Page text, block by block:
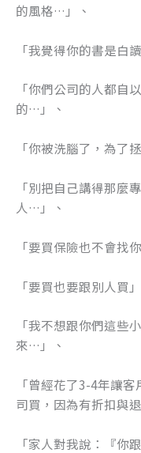
的風格…」、
「我覺得你的書是白
「你們公司的人都自
的…」、
「你被洗腦了，為了
「別把自己講得那
人…」、
「要買保險也不會找
「要買也要跟別人買
「我不想跟你們這些
來…」、
「曾經花了3-4年讓
司買，因為有折扣與
「家人對我說：『你